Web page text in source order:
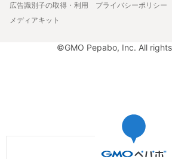
広告識別子の取得・利用
プライバシーポリシー
メディアキット
©GMO Pepabo, Inc. All